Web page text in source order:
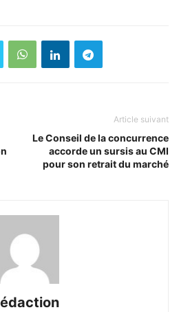
Article suivant
Le Conseil de la concurrence
accorde un sursis au CMI
pour son retrait du marché